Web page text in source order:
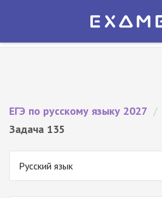
Экзамер — ЕГЭ 2027
ЕГЭ по русскому языку 2027 /
Задача 135
Русский язык